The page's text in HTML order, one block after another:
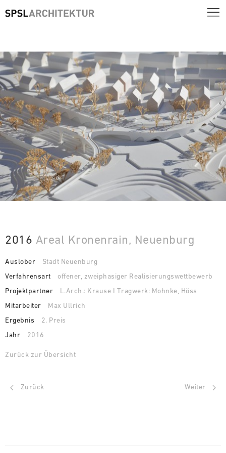
2016 Areal Kronenrain, Neuenburg
Auslober
Stadt Neuenburg
Verfahrensart
offener, zweiphasiger Realisierungswettbewerb
Projektpartner
L.Arch.: Krause I Tragwerk: Mohnke, Höss
Mitarbeiter
Max Ullrich
Ergebnis
2. Preis
Jahr
2016
Zurück zur Übersicht
Zurück Weiter